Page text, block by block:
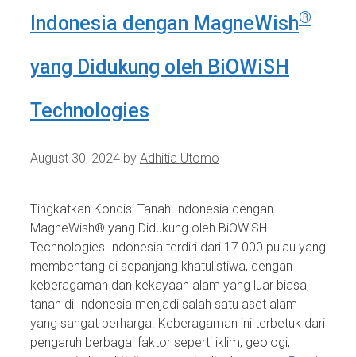
Indonesia dengan MagneWish®
yang Didukung oleh BiOWiSH
Technologies
August 30, 2024 by Adhitia Utomo
Tingkatkan Kondisi Tanah Indonesia dengan
MagneWish® yang Didukung oleh BiOWiSH
Technologies Indonesia terdiri dari 17.000 pulau yang
membentang di sepanjang khatulistiwa, dengan
keberagaman dan kekayaan alam yang luar biasa,
tanah di Indonesia menjadi salah satu aset alam
yang sangat berharga. Keberagaman ini terbetuk dari
pengaruh berbagai faktor seperti iklim, geologi,